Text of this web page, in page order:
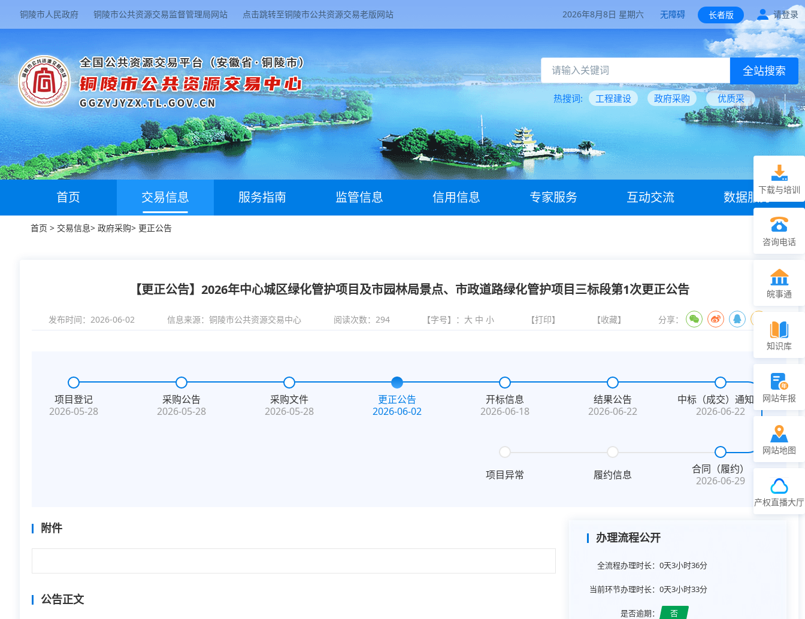
铜陵市人民政府 铜陵市公共资源交易监督管理局网站 点击跳转至铜陵市公共资源交易老版网站 2026年8月8日 星期六 无障碍 长者版 请登录
全站搜索
热搜词: 工程建设 政府采购 优质采
首页 交易信息 服务指南 监管信息 信用信息 专家服务 互动交流 数据服务
首页 > 交易信息> 政府采购> 更正公告
【更正公告】2026年中心城区绿化管护项目及市园林局景点、市政道路绿化管护项目三标段第1次更正公告
发布时间：2026-06-02 信息来源： 铜陵市公共资源交易中心 阅读次数： 294 【字号】： 大 中 小 【打印】 【收藏】 分享：
项目登记
2026-05-28
采购公告
2026-05-28
采购文件
2026-05-28
更正公告
2026-06-02
开标信息
2026-06-18
结果公告
2026-06-22
中标（成交）通知书
2026-06-22
合同（履约）
2026-06-29
履约信息
项目异常
附件
公告正文
办理流程公开
全流程办理时长：0天3小时36分
当前环节办理时长：0天3小时33分
是否逾期： 否
下载与培训
咨询电话
皖事通
知识库
网站年报
网站地图
产权直播大厅